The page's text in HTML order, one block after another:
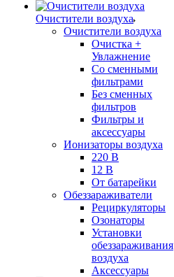
Очистители воздуха
Очистители воздуха
Очистка +
Увлажнение
Cо сменными
фильтрами
Без сменных
фильтров
Фильтры и
аксессуары
Ионизаторы воздуха
220 В
12 В
От батарейки
Обеззараживатели
Рециркуляторы
Озонаторы
Установки
обеззараживания
воздуха
Аксессуары